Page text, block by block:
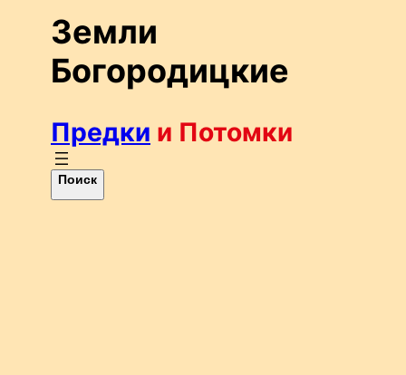
Земли
Богородицкие
Предки и Потомки
П
о
Поиск